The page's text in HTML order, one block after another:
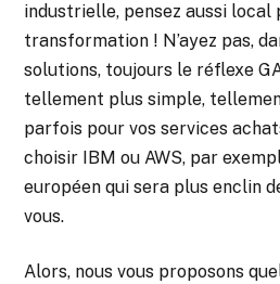
industrielle, pensez aussi local
transformation ! N’ayez pas,
solutions, toujours le réflexe
tellement plus simple,
parfois pour vos services
choisir IBM ou AWS, par
européen qui sera plus enclin
vous.
Alors, nous vous proposons